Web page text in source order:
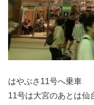
はやぶさ11号へ乗車
11号は大宮のあとは仙